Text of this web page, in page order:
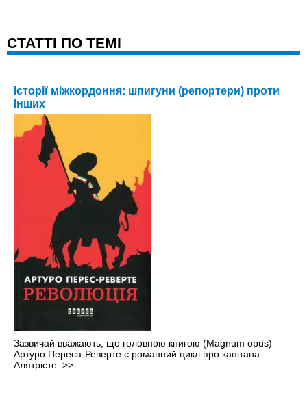
CТАТТІ ПО ТЕМІ
Історії міжкордоння: шпигуни (репортери) проти
Інших
Зазвичай вважають, що головною книгою (Magnum opus)
Артуро Переса-Реверте є романний цикл про капітана
Алятрісте. >>